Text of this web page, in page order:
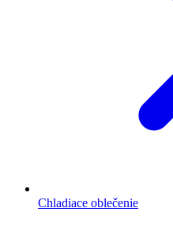
Chladiace oblečenie